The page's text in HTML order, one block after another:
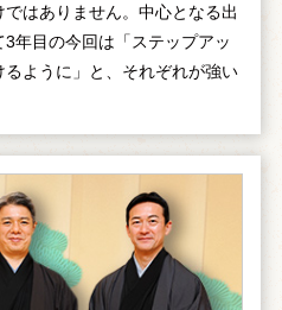
はありません。中心となる出
年目の今回は「ステップアッ
ように」と、それぞれが強い